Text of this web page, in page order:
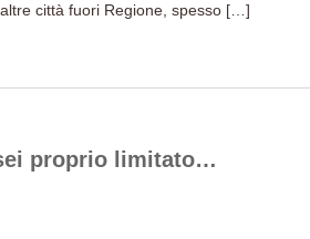
città fuori Regione, spesso […]
proprio limitato…